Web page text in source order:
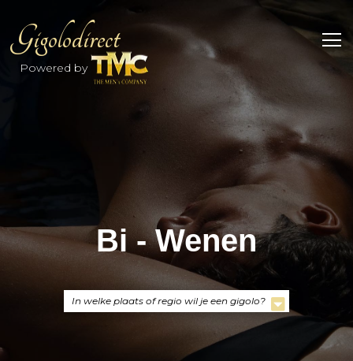
Gigolodirect
Powered by
Bi - Wenen
In welke plaats of regio wil je een gigolo?